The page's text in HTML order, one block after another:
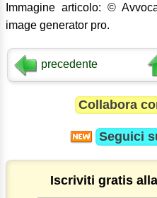
Immagine articolo: ©
image generator pro.
precedente
Collabora
Seguici
Iscriviti gratis